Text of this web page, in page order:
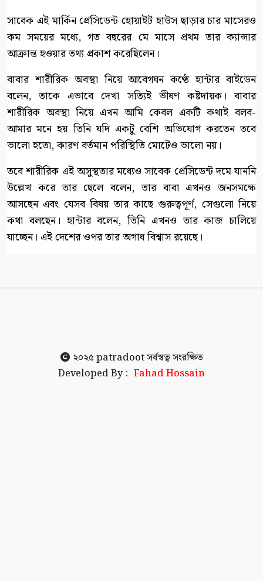
সাবেক এই মার্কিন প্রেসিডেন্ট হোয়াইট হাউস ছাড়ার চার মাসেরও
কম সময়ের মধ্যে, গত বছরের মে মাসে প্রথম তার ক্যান্সার
আক্রান্ত হওয়ার তথ্য প্রকাশ করেছিলেন।
বাবার শারীরিক অবস্থা নিয়ে আবেগঘন কণ্ঠে হান্টার বাইডেন
বলেন, তাকে এভাবে দেখা সত্যিই ভীষণ কষ্টদায়ক। বাবার
শারীরিক অবস্থা নিয়ে এখন আমি কেবল একটি কথাই বলব-
আমার মনে হয় তিনি যদি একটু বেশি অভিযোগ করতেন তবে
ভালো হতো, কারণ বর্তমান পরিস্থিতি মোটেও ভালো নয়।
তবে শারীরিক এই অসুস্থতার মধ্যেও সাবেক প্রেসিডেন্ট দমে যাননি
উল্লেখ করে তার ছেলে বলেন, তার বাবা এখনও জনসমক্ষে
আসছেন এবং যেসব বিষয় তার কাছে গুরুত্বপূর্ণ, সেগুলো নিয়ে
কথা বলছেন। হান্টার বলেন, তিনি এখনও তার কাজ চালিয়ে
যাচ্ছেন। এই দেশের ওপর তার অগাধ বিশ্বাস রয়েছে।
২০২৫ patradootসর্বস্বত্ব সংরক্ষিত
Developed By : Fahad Hossain